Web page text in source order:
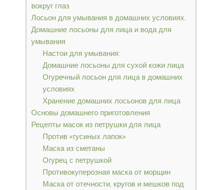
вокруг глаз
Лосьон для умывания в домашних условиях.
Домашние лосьоны для лица и вода для
умывания
Настои для умывания:
Домашние лосьоны для сухой кожи лица
Огуречный лосьон для лица в домашних
условиях
Хранение домашних лосьонов для лица
Основы домашнего приготовления
Рецепты масок из петрушки для лица
Против «гусиных лапок»
Маска из сметаны
Огурец с петрушкой
Противокуперозная маска от морщин
Маска от отечности, кругов и мешков под